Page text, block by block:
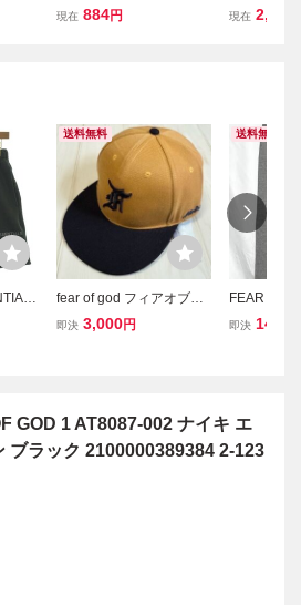
ン
OD MOC スニーカー size
現在 884円
IR
現在 2,090
ズ
送料無料
fear of god フィアオブゴ
ッド キャップ キャメル
即決 3,000円
送料無料
FEAR OF
ブゴッド
即決
GOD 1 AT8087-002 ナイキ エ
ブラック 2100000389384 2-123